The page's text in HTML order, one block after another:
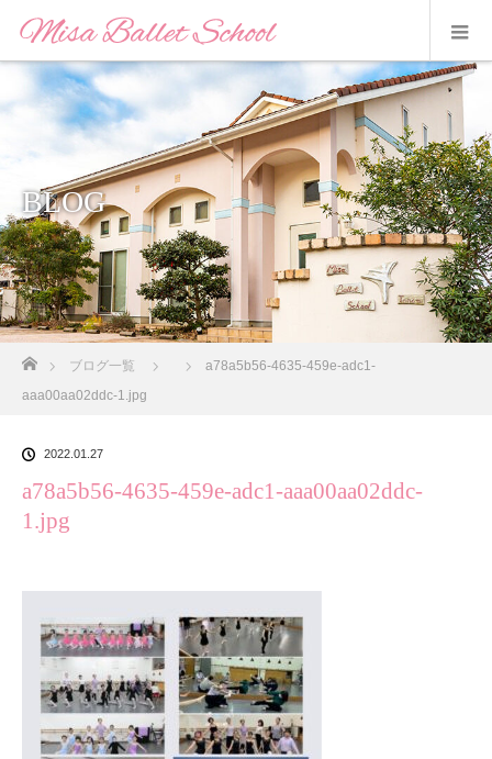
BLOG
ブログ一覧
a78a5b56-4635-459e-adc1-
aaa00aa02ddc-1.jpg
2022.01.27
a78a5b56-4635-459e-adc1-aaa00aa02ddc-
1.jpg